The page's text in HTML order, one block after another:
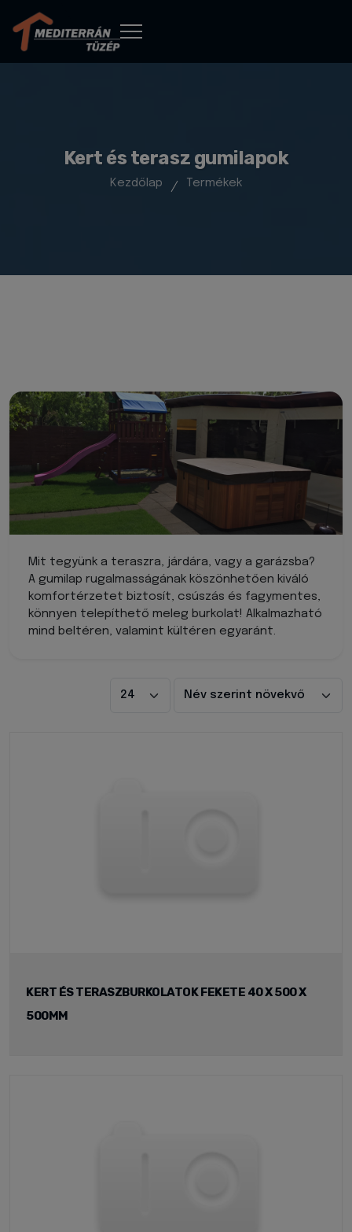
Kert és terasz gumilapok
Kezdőlap Termékek
Mit tegyünk a teraszra, járdára, vagy a garázsba?
A gumilap rugalmasságának köszönhetően kiváló
komfortérzetet biztosít, csúszás és fagymentes,
könnyen telepíthető meleg burkolat! Alkalmazható
mind beltéren, valamint kültéren egyaránt.
KERT ÉS TERASZBURKOLATOK FEKETE 40 X 500 X
500MM